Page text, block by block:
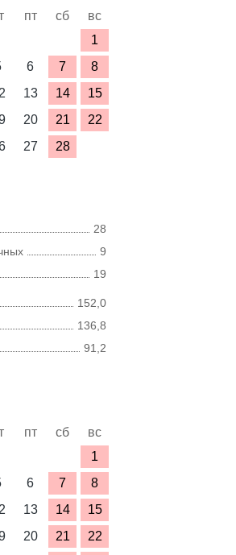
пт сб
вс
1
6 7
8
13 14
15
20 21
22
27 28
28
9
19
152,0
136,8
91,2
пт сб
вс
1
6 7
8
13 14
15
20 21
22